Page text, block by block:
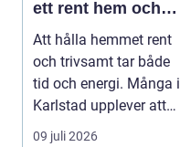
ett rent hem och
mer tid över
Att hålla hemmet rent
och trivsamt tar både
tid och energi. Många i
Karlstad upplever att
städningen...
09 juli 2026